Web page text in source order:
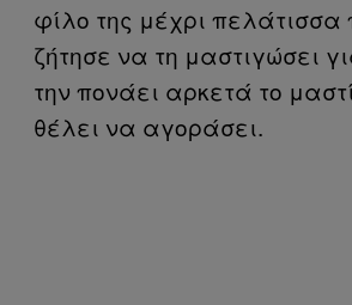
φίλο της μέχρι πελάτισσα
ζήτησε να τη μαστιγώσει
την πονάει αρκετά το
θέλει να αγοράσει.